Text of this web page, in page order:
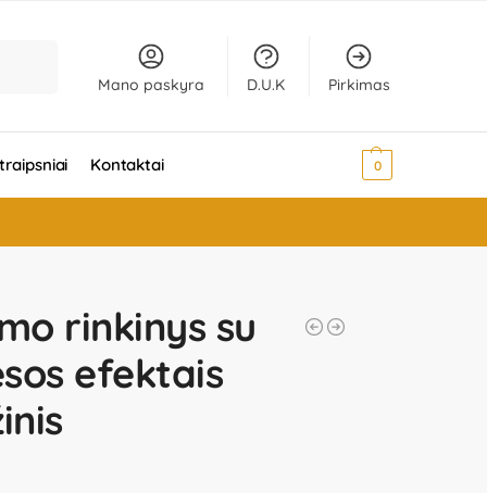
Mano paskyra D.U.K Pirkimas
Kontaktai 0
rinkinys su
efektais